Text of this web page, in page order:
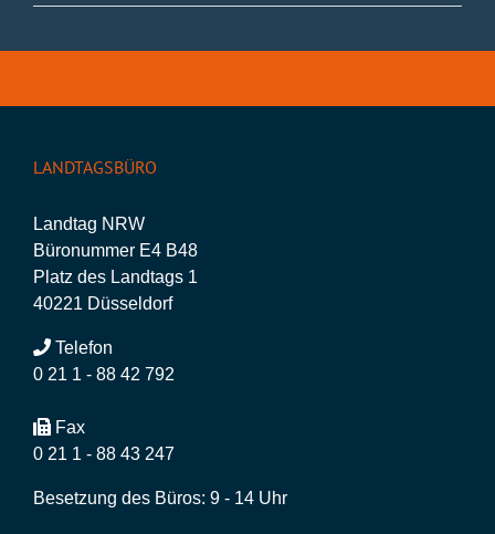
LANDTAGSBÜRO
Landtag NRW
Büronummer E4 B48
Platz des Landtags 1
40221 Düsseldorf
Telefon
0 21 1 - 88 42 792
Fax
0 21 1 - 88 43 247
Besetzung des Büros: 9 - 14 Uhr